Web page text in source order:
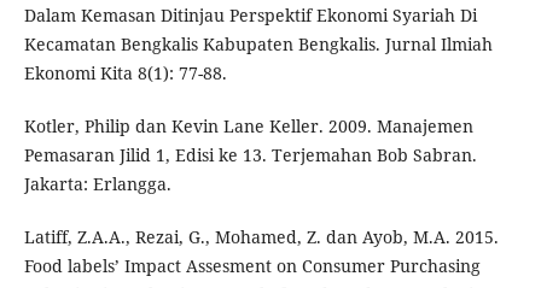
Dalam Kemasan Ditinjau Perspektif Ekonomi Syariah Di
Kecamatan Bengkalis Kabupaten Bengkalis. Jurnal Ilmiah
Ekonomi Kita 8(1): 77-88.
Kotler, Philip dan Kevin Lane Keller. 2009. Manajemen
Pemasaran Jilid 1, Edisi ke 13. Terjemahan Bob Sabran.
Jakarta: Erlangga.
Latiff, Z.A.A., Rezai, G., Mohamed, Z. dan Ayob, M.A. 2015.
Food labels’ Impact Assesment on Consumer Purchasing